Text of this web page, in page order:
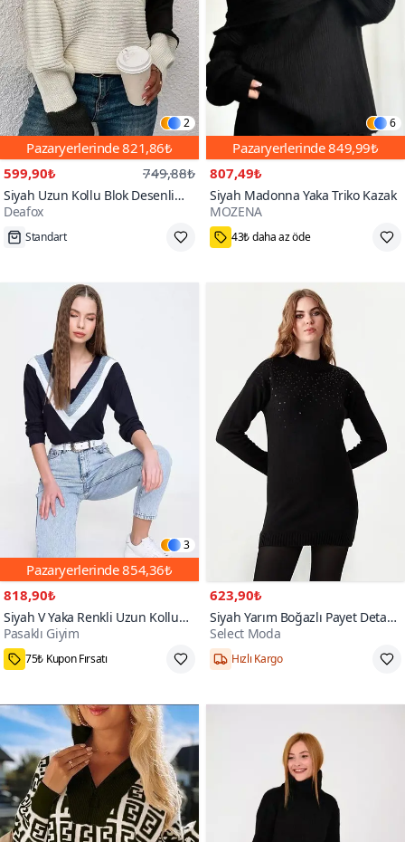
2
Pazaryerlerinde821,86₺
599,90₺
749,88₺
Siyah Uzun Kollu Blok Desenli
Triko Bluz
Deafox
Standart
6
Pazaryerlerinde849,99₺
807,49₺
Siyah Madonna Yaka Triko Kazak
MOZENA
43₺ daha az öde
3
Pazaryerlerinde854,36₺
818,90₺
Siyah V Yaka Renkli Uzun Kollu
Büyük Beden Seçenekli Pamuklu
Yumuşak Tarz Kazak
Pasaklı Giyim
75₺ Kupon Fırsatı
623,90₺
Siyah Yarım Boğazlı Payet Detaylı
Triko Kazak
Select Moda
Hızlı Kargo